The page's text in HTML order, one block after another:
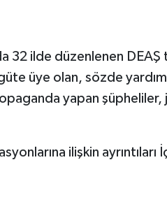
32 ilde düzenlenen
üye olan, sözde yardım
yapan şüpheliler,
ilişkin ayrıntıları